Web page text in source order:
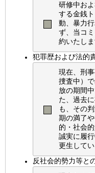
研修中お
する金銭
動、暴力
ず、当コ
約いたしま
犯罪歴および法的
現在、刑
捜査中）
放の期間
た、過去
も、その
期の満了
的・社会
誠実に履
更生して
反社会的勢力等と